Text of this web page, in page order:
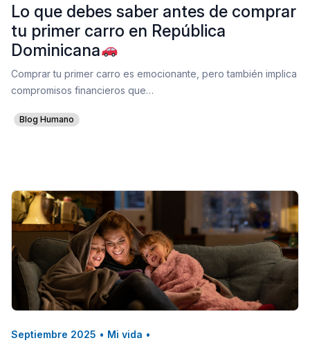
Lo que debes saber antes de comprar
tu primer carro en República
Dominicana
Comprar tu primer carro es emocionante, pero también implica
compromisos financieros que…
Blog Humano
Septiembre 2025 • Mi vida •